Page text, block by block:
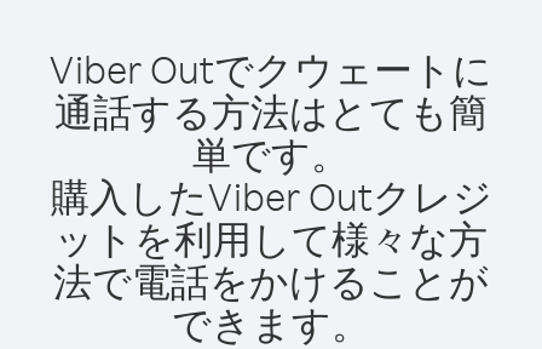
Viber Outでクウェートに
通話する方法はとても簡
単です。
購入したViber Outクレジ
ットを利用して様々な方
法で電話をかけることが
できます。